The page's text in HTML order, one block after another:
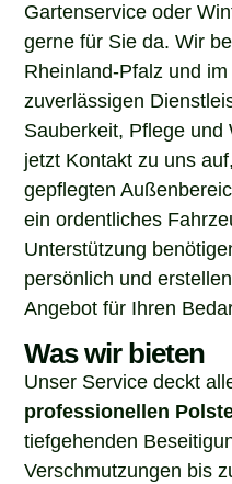
Gartenservice oder
gerne für Sie da. Wir
Rheinland-Pfalz und
zuverlässigen
Sauberkeit, Pflege
jetzt Kontakt zu uns
gepflegten
ein ordentliches
Unterstützung
persönlich und
Angebot für Ihren
Was wir bieten
Unser Service deckt
professionellen
tiefgehenden
Verschmutzungen bis